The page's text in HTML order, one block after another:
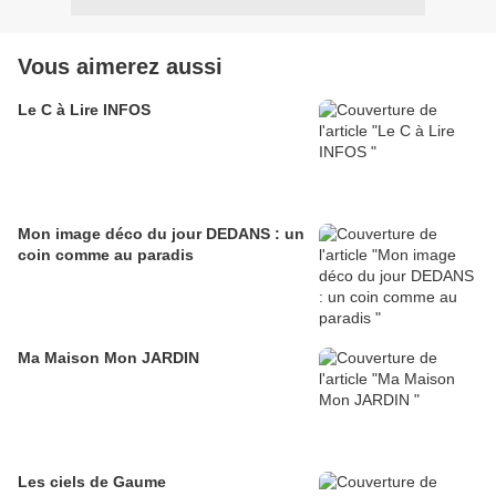
Vous aimerez aussi
Le C à Lire INFOS
Mon image déco du jour DEDANS : un
coin comme au paradis
Ma Maison Mon JARDIN
Les ciels de Gaume